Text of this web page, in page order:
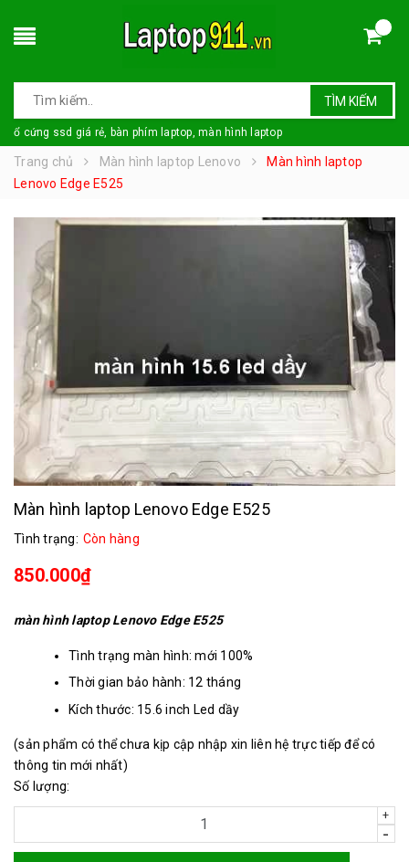
TÌM KIẾM
ổ cứng ssd giá rẻ, bàn phím laptop, màn hình laptop
Trang chủ Màn hình laptop Lenovo
Màn hình laptop
Lenovo Edge E525
Màn hình laptop Lenovo Edge E525
Tình trạng: Còn hàng
850.000₫
màn hình laptop Lenovo Edge E525
Tình trạng màn hình: mới 100%
Thời gian bảo hành: 12 tháng
Kích thước: 15.6 inch Led dầy
Chân kết nối: 40 chân
Độ phân giải: 1366x768
(sản phẩm có thể chưa kịp cập nhập xin liên hệ trực tiếp để có
thông tin mới nhất)
Số lượng:
+
-